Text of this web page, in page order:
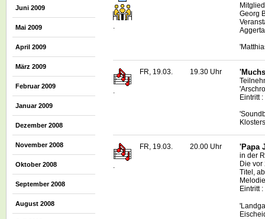
Juni 2009
Mai 2009
April 2009
März 2009
Februar 2009
Januar 2009
Dezember 2008
November 2008
Oktober 2008
September 2008
August 2008
Georg
FR, 19.03. 19.30 Uhr
Eintritt
.
FR, 19.03. 20.00 Uhr 'Papa
in der
Die
Titel,
Eintritt